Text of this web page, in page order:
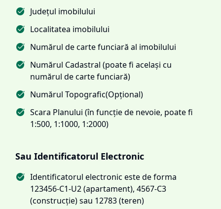
Județul imobilului
Localitatea imobilului
Numărul de carte funciară al imobilului
Numărul Cadastral (poate fi același cu
numărul de carte funciară)
Numărul Topografic(Opțional)
Scara Planului (în funcție de nevoie, poate fi
1:500, 1:1000, 1:2000)
Sau Identificatorul Electronic
Identificatorul electronic este de forma
123456-C1-U2 (apartament), 4567-C3
(construcție) sau 12783 (teren)